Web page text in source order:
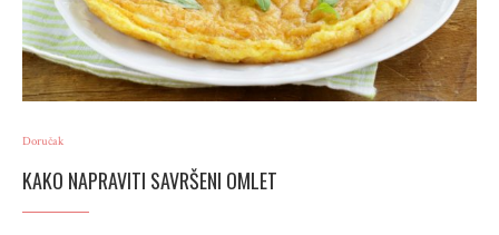
Doručak
KAKO NAPRAVITI SAVRŠENI OMLET